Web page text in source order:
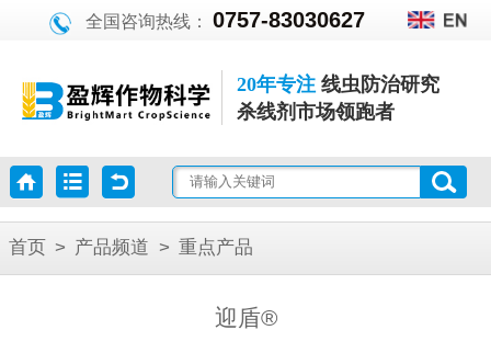
全国咨询热线：0757-83030627
20年专注线虫防治研究
杀线剂市场领跑者
首页 > 产品频道 > 重点产品
迎盾®